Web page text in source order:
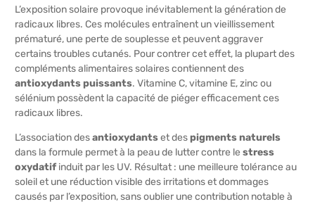
L’exposition solaire provoque inévitablement la génération de
radicaux libres. Ces molécules entraînent un vieillissement
prématuré, une perte de souplesse et peuvent aggraver
certains troubles cutanés. Pour contrer cet effet, la plupart des
compléments alimentaires solaires contiennent des
antioxydants puissants. Vitamine C, vitamine E, zinc ou
sélénium possèdent la capacité de piéger efficacement ces
radicaux libres.
L’association desantioxydantset despigments naturels
dans la formule permet à la peau de lutter contre le stress
oxydatif induit par les UV. Résultat : une meilleure tolérance au
soleil et une réduction visible des irritations et dommages
causés par l’exposition, sans oublier une contribution notable à